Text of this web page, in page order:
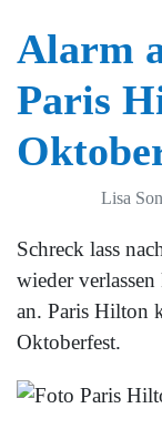
Alarm
Paris
Lisa
Schreck lass
wieder
an. Paris Hilton
Oktoberfest.